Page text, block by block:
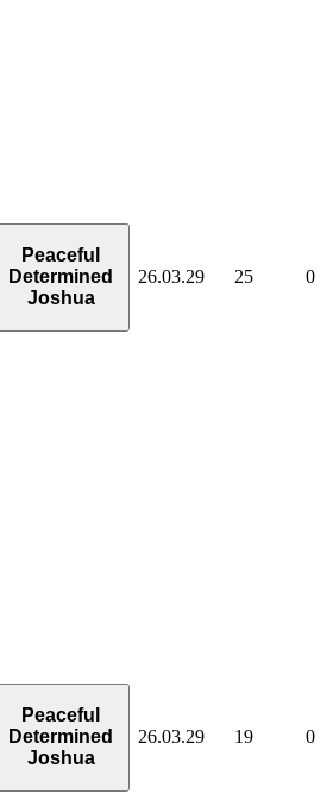
Peaceful
Determined
Joshua
26.03.29 25 0
Peaceful
Determined
Joshua
26.03.29 19 0